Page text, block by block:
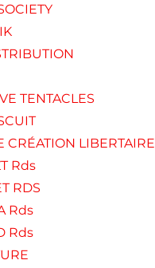
TENTACLES
CRÉATION LIBERTAIRE
Rds
RDS
Rds
Rds